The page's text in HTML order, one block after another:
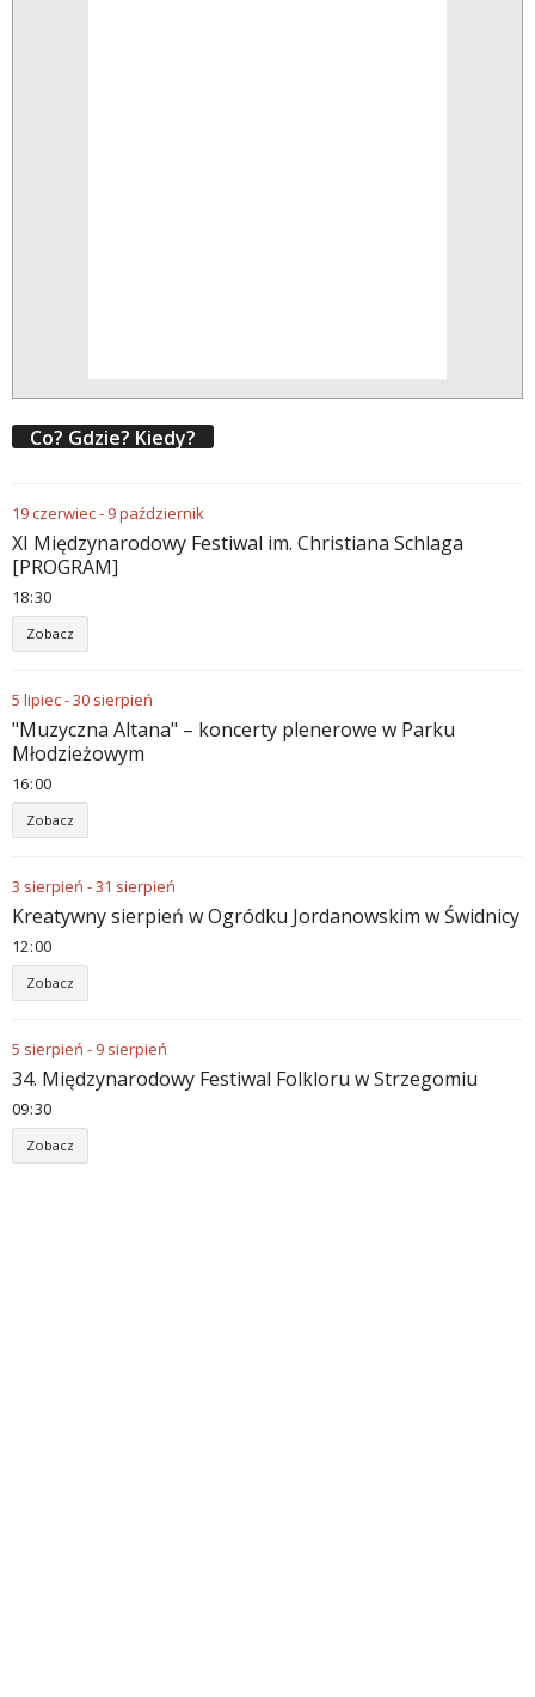
Co? Gdzie? Kiedy?
19czerwiec- 9październik
XI Międzynarodowy Festiwal im. Christiana Schlaga
[PROGRAM]
18:30
Zobacz
5 lipiec-30 sierpień
"Muzyczna Altana" – koncerty plenerowe w Parku
Młodzieżowym
16:00
Zobacz
3 sierpień -31 sierpień
Kreatywny sierpień w Ogródku Jordanowskim w Świdnicy
12:00
Zobacz
5 sierpień - 9 sierpień
34. Międzynarodowy Festiwal Folkloru w Strzegomiu
09:30
Zobacz